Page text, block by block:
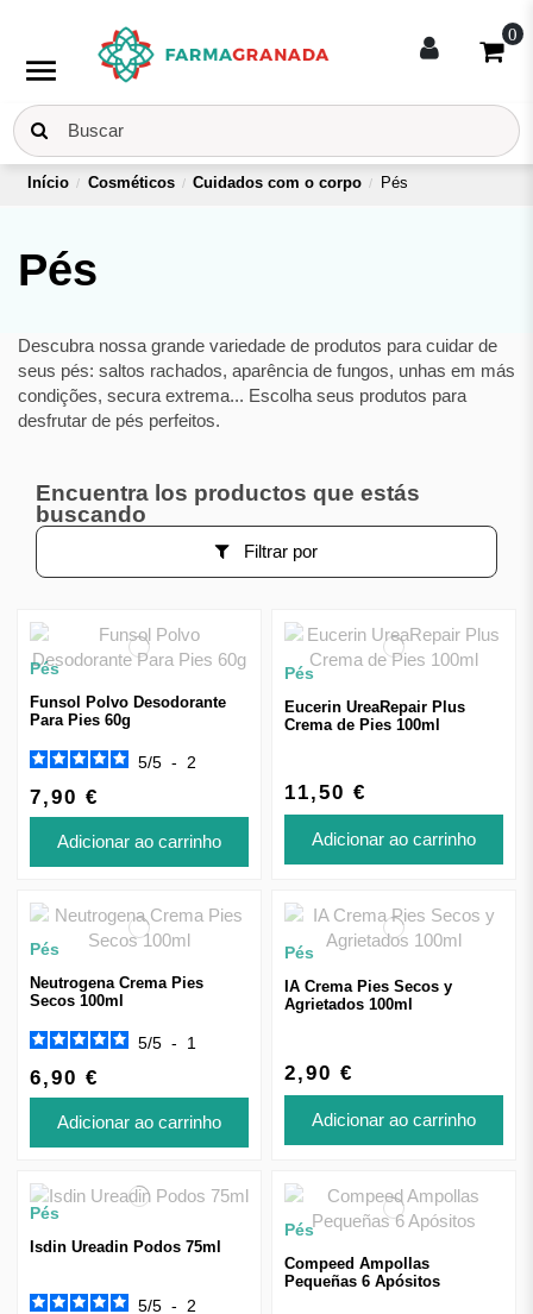
menu
0
Início Cosméticos Cuidados com o corpo Pés
Pés
Descubra nossa grande variedade de produtos para cuidar de
seus pés: saltos rachados, aparência de fungos, unhas em más
condições, secura extrema... Escolha seus produtos para
desfrutar de pés perfeitos.
Encuentra los productos que estás
buscando
Filtrar por
Pés
Funsol Polvo Desodorante
Para Pies 60g
5/5 - 2
7,90 €
Adicionar ao carrinho
Pés
Eucerin UreaRepair Plus
Crema de Pies 100ml
11,50 €
Adicionar ao carrinho
Pés
Neutrogena Crema Pies
Secos 100ml
5/5 - 1
6,90 €
Adicionar ao carrinho
Pés
IA Crema Pies Secos y
Agrietados 100ml
2,90 €
Adicionar ao carrinho
Pés
Isdin Ureadin Podos 75ml
5/5 - 2
Pés
Compeed Ampollas
Pequeñas 6 Apósitos